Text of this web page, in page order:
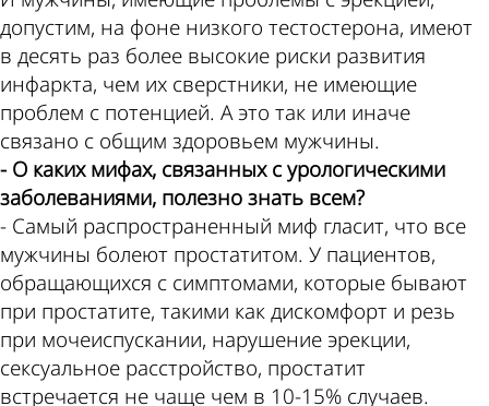
допустим, на фоне низкого тестостерона, имеют
в десять раз более высокие риски развития
инфаркта, чем их сверстники, не имеющие
проблем с потенцией. А это так или иначе
связано с общим здоровьем мужчины.
- О каких мифах, связанных с урологическими
заболеваниями, полезно знать всем?
- Самый распространенный миф гласит, что все
мужчины болеют простатитом. У пациентов,
обращающихся с симптомами, которые бывают
при простатите, такими как дискомфорт и резь
при мочеиспускании, нарушение эрекции,
сексуальное расстройство, простатит
встречается не чаще чем в 10-15% случаев.